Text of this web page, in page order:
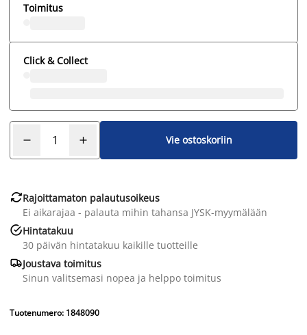
Toimitus
Click & Collect
Vie ostoskoriin
Rajoittamaton palautusoikeus
Ei aikarajaa - palauta mihin tahansa JYSK-myymälään
Hintatakuu
30 päivän hintatakuu kaikille tuotteille
Joustava toimitus
Sinun valitsemasi nopea ja helppo toimitus
Tuotenumero: 1848090